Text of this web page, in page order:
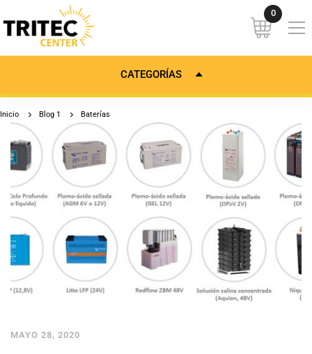
CATEGORÍAS
Inicio Blog 1 Baterías
MAYO 28, 2020